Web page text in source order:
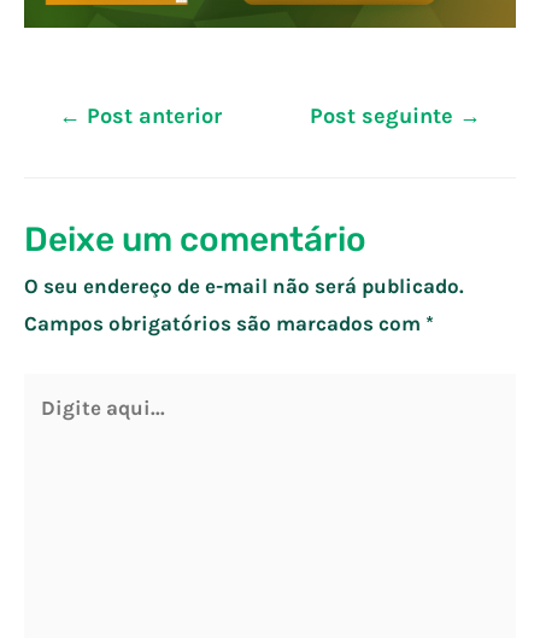
Navegação
← Post anterior Post seguinte →
Deixe um comentário
O seu endereço de e-mail não será publicado.
Campos obrigatórios são marcados com *
aqui...